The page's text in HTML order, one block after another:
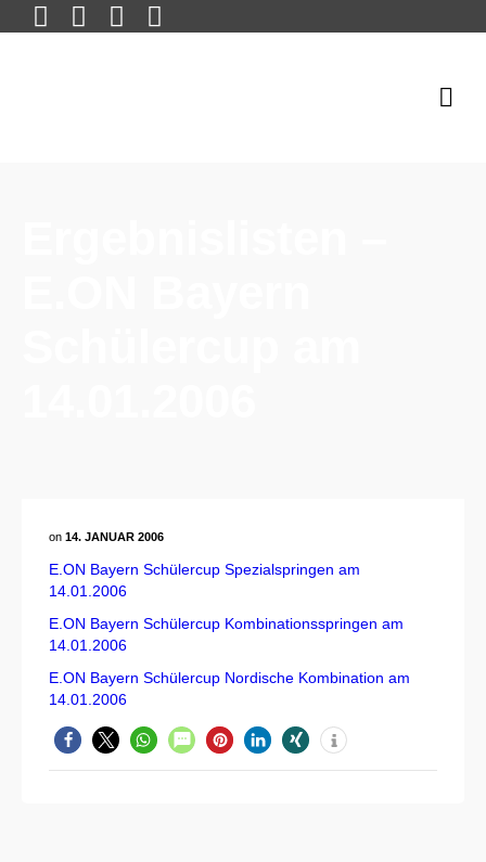
on 14. JANUAR 2006
E.ON Bayern Schülercup Spezialspringen am
14.01.2006
E.ON Bayern Schülercup Kombinationsspringen am
14.01.2006
E.ON Bayern Schülercup Nordische Kombination am
14.01.2006